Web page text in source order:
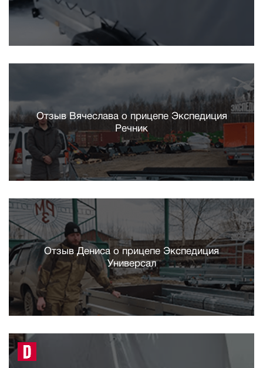
Отзыв Вячеслава о прицепе Экспедиция
Речник
Отзыв Дениса о прицепе Экспедиция
Универсал